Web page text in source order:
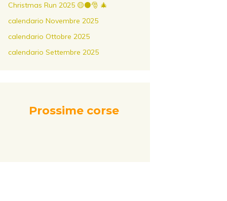
Christmas Run 2025 🟡⚫️🎅 🎄
calendario Novembre 2025
calendario Ottobre 2025
calendario Settembre 2025
Prossime corse